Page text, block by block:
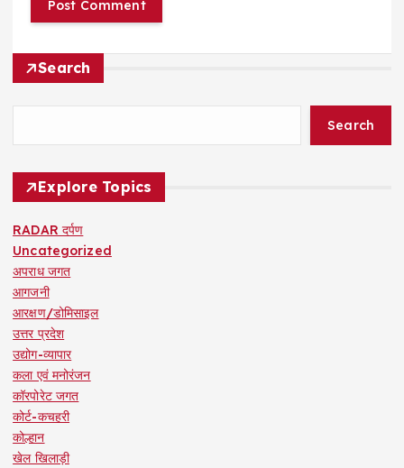
Search
Search
Explore Topics
RADAR दर्पण
Uncategorized
अपराध जगत
आगजनी
आरक्षण/डोमिसाइल
उत्तर प्रदेश
उद्योग-व्यापार
कला एवं मनोरंजन
कॉरपोरेट जगत
कोर्ट-कचहरी
कोल्हान
खेल खिलाड़ी